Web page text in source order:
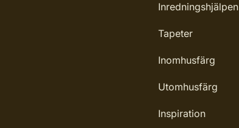
Inredningshjälpen
Tapeter
Inomhusfärg
Utomhusfärg
Inspiration